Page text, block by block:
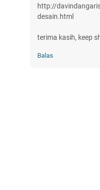
http://
desain.html
terima kasih, keep
Balas